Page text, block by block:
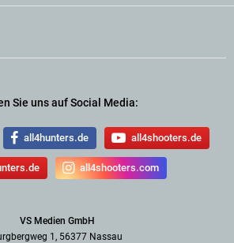
Sie uns auf Social Media:
all4hunters.de all4shooters.de
all4shooters.com
VS Medien GmbH
1, 56377 Nassau